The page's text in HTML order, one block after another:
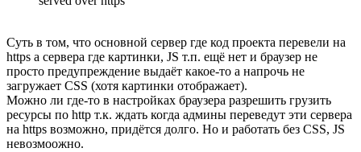
Суть в том, что основной сервер где код проекта перевели на
https а сервера где картинки, JS т.п. ещё нет и браузер не
просто предупреждение выдаёт какое-то а напрочь не
загружает CSS (хотя картинки отображает).
Можно ли где-то в настройках браузера разрешить грузить
ресурсы по http т.к. ждать когда админы переведут эти сервера
на https возможно, придётся долго. Но и работать без CSS, JS
невозмоожно.